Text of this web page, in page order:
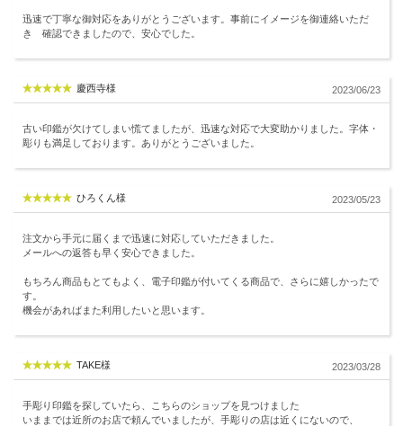
迅速で丁寧な御対応をありがとうございます。事前にイメージを御連絡いただ
き 確認できましたので、安心でした。
慶西寺様 2023/06/23
古い印鑑が欠けてしまい慌てましたが、迅速な対応で大変助かりました。字体・
彫りも満足しております。ありがとうございました。
ひろくん様 2023/05/23
注文から手元に届くまで迅速に対応していただきました。
メールへの返答も早く安心できました。
もちろん商品もとてもよく、電子印鑑が付いてくる商品で、さらに嬉しかったで
す。
機会があればまた利用したいと思います。
TAKE様 2023/03/28
手彫り印鑑を探していたら、こちらのショップを見つけました
いままでは近所のお店で頼んでいましたが、手彫りの店は近くにないので、